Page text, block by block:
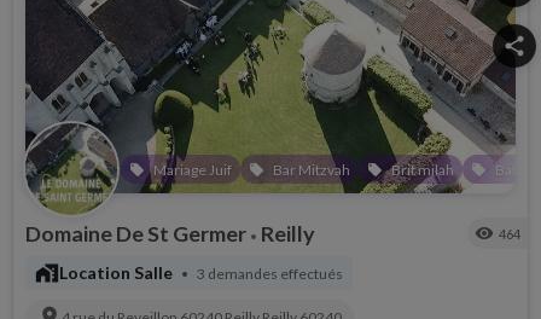
local_offer Mariage Juif local_offer Bar Mitzvah local_offer Brit milah local_offer Bat
share
Domaine De St Germer • Reilly visibility 464
maps_home_work Location Salle • 3 demandes effectués